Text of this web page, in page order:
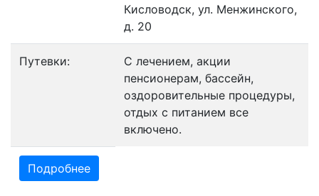
Кисловодск, ул. Менжинского,
д. 20
Путевки:
С лечением, акции
пенсионерам, бассейн,
оздоровительные процедуры,
отдых с питанием все
включено.
Подробнее